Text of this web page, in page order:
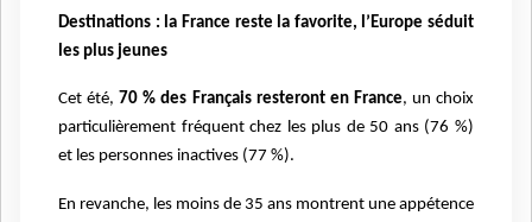
Destinations : la France reste la favorite, l’Europe séduit
les plus jeunes
Cet été, 70 % des Français resteront en France, un choix
particulièrement fréquent chez les plus de 50 ans (76 %)
et les personnes inactives (77 %).
En revanche, les moins de 35 ans montrent une appétence